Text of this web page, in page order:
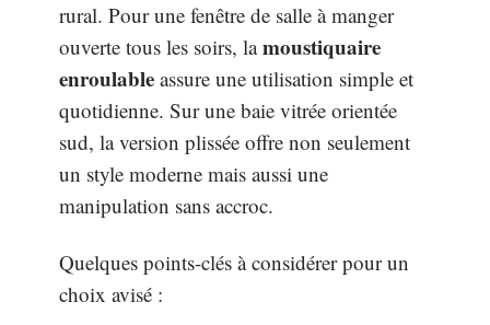
rural. Pour une fenêtre de salle à manger
ouverte tous les soirs, lamoustiquaire
enroulable assure une utilisation simple et
quotidienne. Sur une baie vitrée orientée
sud, la version plissée offre non seulement
un style moderne mais aussi une
manipulation sans accroc.
Quelques points-clés à considérer pour un
choix avisé :